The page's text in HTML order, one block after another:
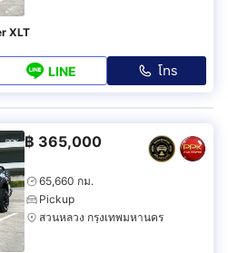
XLT
LINE โทร
฿ 365,000
65,660 กม.
Pickup
สวนหลวง กรุงเทพมหานคร